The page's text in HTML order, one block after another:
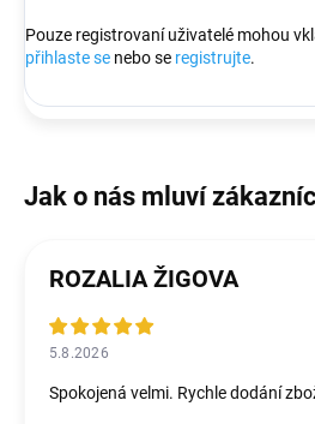
Pouze registrovaní uživatelé mohou
přihlaste se nebo se registrujte.
ROZALIA ŽIGOVA
5.8.2026
Spokojená velmi. Rychle dodání